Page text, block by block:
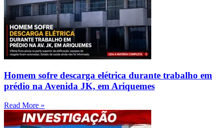
Homem sofre descarga elétrica durante trabalho em
prédio na Avenida JK, em Ariquemes
Read More »